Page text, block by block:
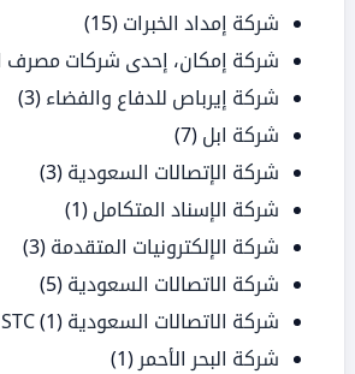
شركة إمداد الخبرات (15)
شركة إمكان، إحدى شركات مصرف
شركة إيرباص للدفاع والفضاء (3)
شركة ابل (7)
شركة الإتصالات السعودية (3)
شركة الإسناد المتكامل (1)
شركة الإلكترونيات المتقدمة (3)
شركة الاتصالات السعودية (5)
شركة الاتصالات السعودية STC (1)
شركة البحر الأحمر (1)